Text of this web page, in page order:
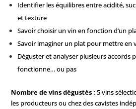
Identifier les équilibres entre acidité,
et texture
Savoir choisir un vin en fonction d’un
Savoir imaginer un plat pour mettre en
Déguster et analyser plusieurs accords
fonctionne… ou pas
Nombre de vins dégustés : 5 vins
les producteurs ou chez des cavistes